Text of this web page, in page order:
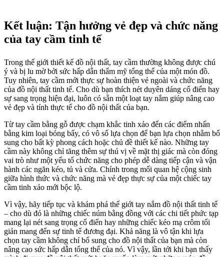
Kết luận: Tận hưởng vẻ đẹp và chức năng
của tay cầm tinh tế
Trong thế giới thiết kế đồ nội thất, tay cầm thường không được chú
ý và bị lu mờ bởi sức hấp dẫn thẩm mỹ tổng thể của một món đồ.
Tuy nhiên, tay cầm mới thực sự hoàn thiện vẻ ngoài và chức năng
của đồ nội thất tinh tế. Cho dù bạn thích nét duyên dáng cổ điển hay
sự sang trọng hiện đại, luôn có sẵn một loạt tay nắm giúp nâng cao
vẻ đẹp và tính thực tế cho đồ nội thất của bạn.
Từ tay cầm bằng gỗ được chạm khắc tinh xảo đến các điểm nhấn
bằng kim loại bóng bẩy, có vô số lựa chọn để bạn lựa chọn nhằm bổ
sung cho bất kỳ phong cách hoặc chủ đề thiết kế nào. Những tay
cầm này không chỉ tăng thêm sự thú vị về mặt thị giác mà còn đóng
vai trò như một yếu tố chức năng cho phép dễ dàng tiếp cận và vận
hành các ngăn kéo, tủ và cửa. Chính trong mối quan hệ cộng sinh
giữa hình thức và chức năng mà vẻ đẹp thực sự của một chiếc tay
cầm tinh xảo mới bộc lộ.
Vì vậy, hãy tiếp tục và khám phá thế giới tay nắm đồ nội thất tinh tế
– cho dù đó là những chiếc núm bằng đồng với các chi tiết phức tạp
mang lại nét sang trọng cổ điển hay những chiếc kéo mạ crôm tối
giản mang đến sự tinh tế đương đại. Khả năng là vô tận khi lựa
chọn tay cầm không chỉ bổ sung cho đồ nội thất của bạn mà còn
nâng cao sức hấp dẫn tổng thể của nó. Vì vậy, lần tới khi bạn thấy